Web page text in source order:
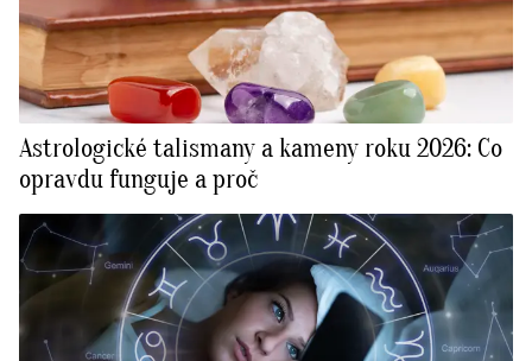
Astrologické talismany a kameny roku 2026: Co
opravdu funguje a proč